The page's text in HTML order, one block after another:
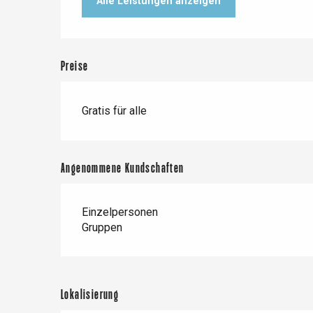
Preise
Gratis für alle
Angenommene Kundschaften
Einzelpersonen
Gruppen
Lokalisierung